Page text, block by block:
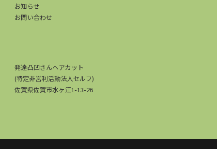
お知らせ
お問い合わせ
発達凸凹さんヘアカット
(特定非営利活動法人セルフ)
佐賀県佐賀市水ヶ江1-13-26